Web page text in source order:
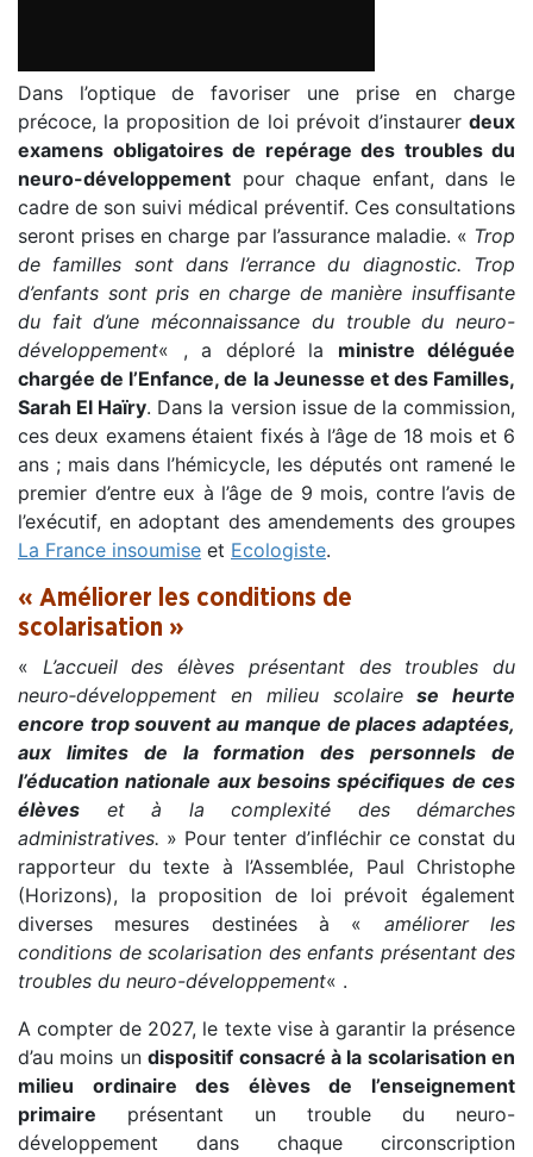
Dans l’optique de favoriser une prise en charge
précoce, la proposition de loi prévoit d’instaurer deux
examens obligatoires de repérage des troubles du
neuro-développement pour chaque enfant, dans le
cadre de son suivi médical préventif. Ces consultations
seront prises en charge par l’assurance maladie. « Trop
de familles sont dans l’errance du diagnostic. Trop
d’enfants sont pris en charge de manière insuffisante
du fait d’une méconnaissance du trouble du neuro-
développement« , a déploré la ministre déléguée
chargée de l’Enfance, de la Jeunesse et des Familles,
Sarah El Haïry. Dans la version issue de la commission,
ces deux examens étaient fixés à l’âge de 18 mois et 6
ans ; mais dans l’hémicycle, les députés ont ramené le
premier d’entre eux à l’âge de 9 mois, contre l’avis de
l’exécutif, en adoptant des amendements des groupes
La France insoumise et Ecologiste.
« Améliorer les conditions de
scolarisation »
« L’accueil des élèves présentant des troubles du
neuro‑développement en milieu scolaire se heurte
encore trop souvent au manque de places adaptées,
aux limites de la formation des personnels de
l’éducation nationale aux besoins spécifiques de ces
élèves et à la complexité des démarches
administratives. » Pour tenter d’infléchir ce constat du
rapporteur du texte à l’Assemblée, Paul Christophe
(Horizons), la proposition de loi prévoit également
diverses mesures destinées à « améliorer les
conditions de scolarisation des enfants présentant des
troubles du neuro-développement« .
A compter de 2027, le texte vise à garantir la présence
d’au moins undispositif consacré à la scolarisation en
milieu ordinaire des élèves de l’enseignement
primaire présentant un trouble du neuro-
développement dans chaque circonscription